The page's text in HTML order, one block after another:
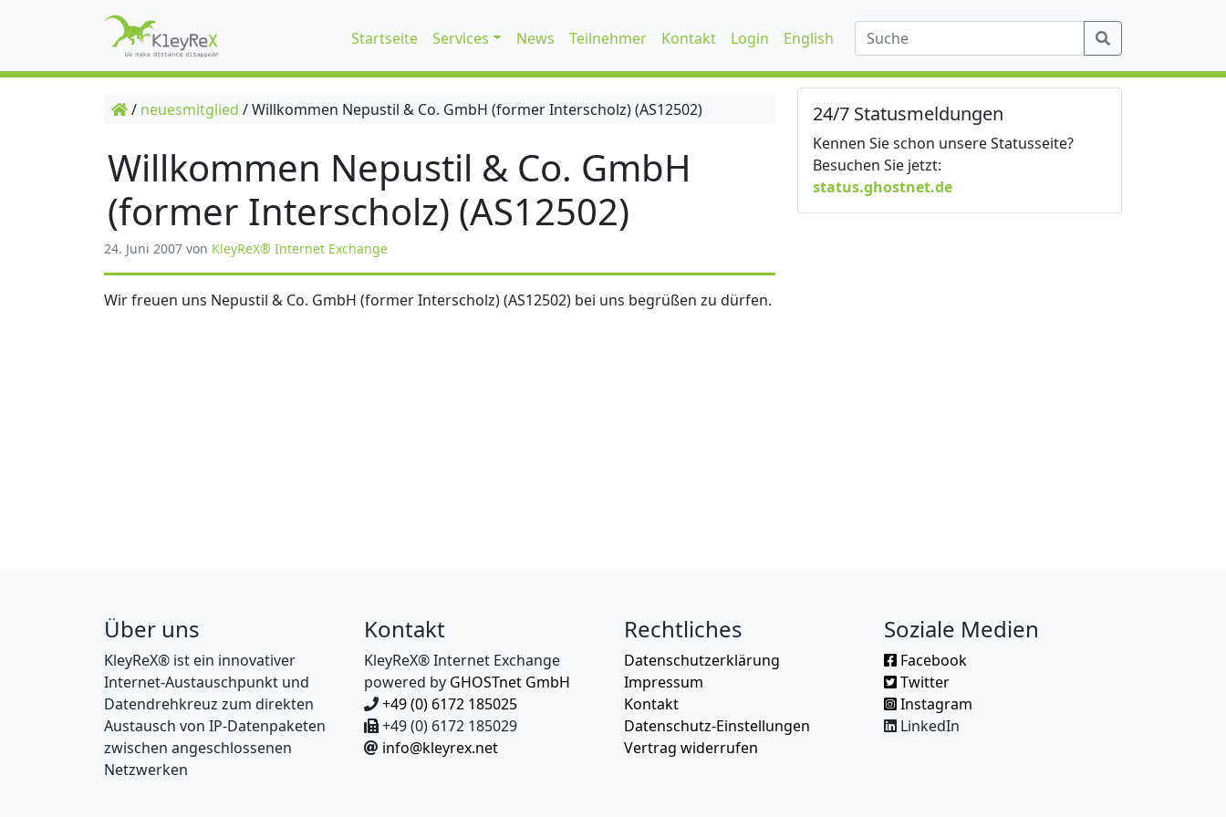
Startseite Services News Teilnehmer Kontakt Login English
/ neuesmitglied /Willkommen Nepustil & Co. GmbH (former Interscholz) (AS12502)
Willkommen Nepustil & Co. GmbH
(former Interscholz) (AS12502)
24. Juni 2007 von KleyReX® Internet Exchange
Wir freuen uns Nepustil & Co. GmbH (former Interscholz) (AS12502) bei uns begrüßen zu dürfen.
24/7 Statusmeldungen
Kennen Sie schon unsere Statusseite?
Besuchen Sie jetzt:
status.ghostnet.de
Über uns
KleyReX® ist ein innovativer
Internet-Austauschpunkt und
Datendrehkreuz zum direkten
Austausch von IP-Datenpaketen
zwischen angeschlossenen
Netzwerken
Kontakt
KleyReX® Internet Exchange
powered by GHOSTnet GmbH
+49 (0) 6172 185025
+49 (0) 6172 185029
info@kleyrex.net
Rechtliches
Datenschutzerklärung
Impressum
Kontakt
Datenschutz-Einstellungen
Vertrag widerrufen
Soziale Medien
Facebook
Twitter
Instagram
LinkedIn